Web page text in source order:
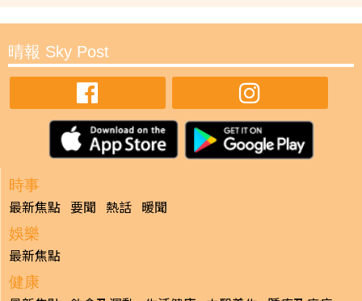
晴報 Sky Post
時事
最新焦點 要聞 熱話 暖聞
娛樂
最新焦點
健康